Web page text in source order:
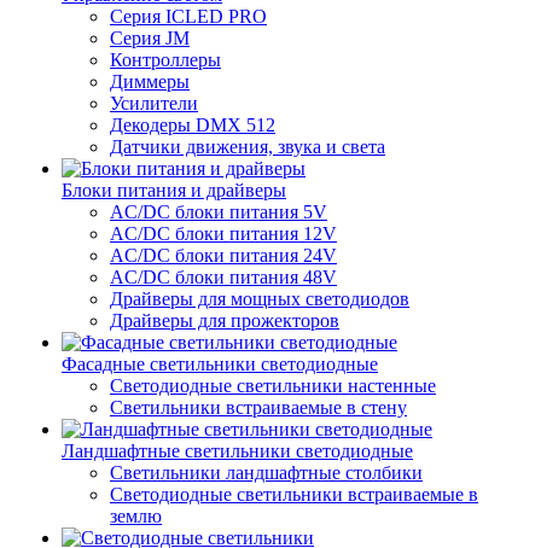
Серия ICLED PRO
Серия JM
Контроллеры
Диммеры
Усилители
Декодеры DMX 512
Датчики движения, звука и света
Блоки питания и драйверы
AC/DC блоки питания 5V
AC/DC блоки питания 12V
AC/DC блоки питания 24V
AC/DC блоки питания 48V
Драйверы для мощных светодиодов
Драйверы для прожекторов
Фасадные светильники светодиодные
Светодиодные светильники настенные
Светильники встраиваемые в стену
Ландшафтные светильники светодиодные
Светильники ландшафтные столбики
Светодиодные светильники встраиваемые в
землю